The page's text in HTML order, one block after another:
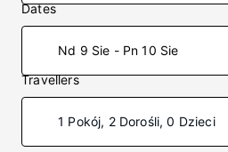
Dates
Nd 9 Sie - Pn 10 Sie
Travellers
1 Pokój, 2 Dorośli, 0 Dzieci